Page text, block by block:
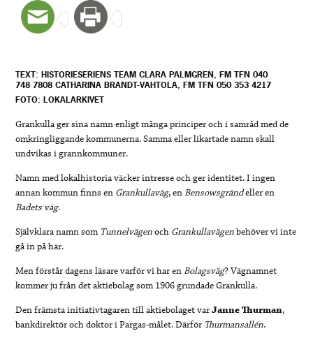
TEXT: HISTORIESERIENS TEAM CLARA PALMGREN, FM TFN 040
748 7808 CATHARINA BRANDT-VAHTOLA, FM TFN 050 353 4217
FOTO: LOKALARKIVET
Grankulla ger sina namn enligt många principer och i samråd med de
omkringliggande kommunerna. Samma eller likartade namn skall
undvikas i grannkommuner.
Namn med lokalhistoria väcker intresse och ger identitet. I ingen
annan kommun finns en Grankullaväg, enBensowsgrändeller en
Badets väg.
Självklara namn som Tunnelvägenoch Grankullavägenbehöver vi inte
gå in på här.
Men förstår dagens läsare varför vi har enBolagsväg? Vägnamnet
kommer ju från det aktiebolag som 1906 grundade Grankulla.
Den främsta initiativtagaren till aktiebolaget varJanneThurman,
bankdirektör och doktor i Pargas-målet. Därför Thurmansallén.